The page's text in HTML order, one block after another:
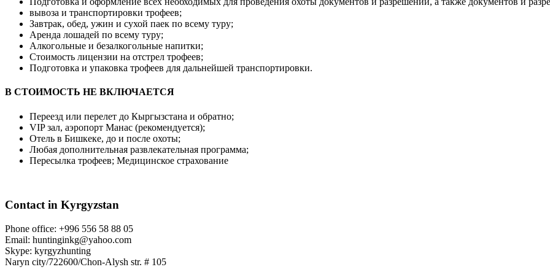
вывоза и транспортировки трофеев;
Завтрак, обед, ужин и сухой паек по всему туру;
Аренда лошадей по всему туру;
Алкогольные и безалкогольные напитки;
Стоимость лицензии на отстрел трофеев;
Подготовка и упаковка трофеев для дальнейшей транспортировки.
В СТОИМОСТЬ НЕ ВКЛЮЧАЕТСЯ
Переезд или перелет до Кыргызстана и обратно;
VIP зал, аэропорт Манас (рекомендуется);
Отель в Бишкеке, до и после охоты;
Любая дополнительная развлекательная программа;
Пересылка трофеев; Медицинское страхование
Contact in Kyrgyzstan
Phone office: +996 556 58 88 05
Email: huntinginkg@yahoo.com
Skype: kyrgyzhunting
Naryn city/722600/Chon-Alysh str. # 105